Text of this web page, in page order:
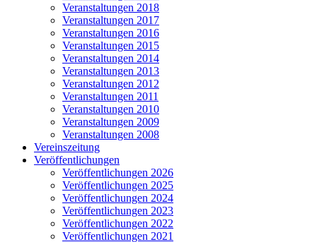
Veranstaltungen 2018
Veranstaltungen 2017
Veranstaltungen 2016
Veranstaltungen 2015
Veranstaltungen 2014
Veranstaltungen 2013
Veranstaltungen 2012
Veranstaltungen 2011
Veranstaltungen 2010
Veranstaltungen 2009
Veranstaltungen 2008
Vereinszeitung
Veröffentlichungen
Veröffentlichungen 2026
Veröffentlichungen 2025
Veröffentlichungen 2024
Veröffentlichungen 2023
Veröffentlichungen 2022
Veröffentlichungen 2021